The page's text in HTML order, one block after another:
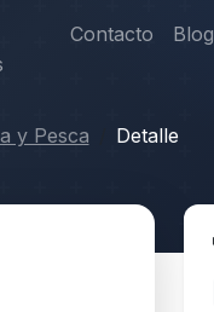
Contacto Blog
y Pesca Detalle